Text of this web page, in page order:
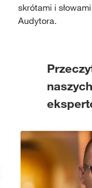
skrótami i
Audytora.